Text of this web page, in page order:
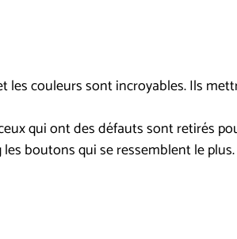
les couleurs sont incroyables. Ils
qui ont des défauts sont retirés
boutons qui se ressemblent le plus.